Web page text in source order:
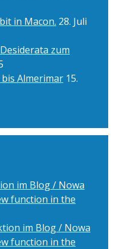
in Macon. 28. Juli
zum
Almerimar 15.
im Blog / Nowa
function in the
im Blog / Nowa
function in the